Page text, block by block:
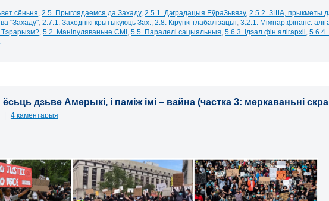
сёньня ,2.5. Прыглядаемся да Захаду,2.5.1. Дэградацыя ЕўраЗьвязу,2.5.2. ЗША, прыкметы
"Захаду" ,2.7.1. Заходнікі крытыкуюць Зах. ,2.8. Кірункі глабалізацыі ,3.2.1. Міжнар.фінанс.
Тэрарызм? ,5.2. Маніпуляваньне СМІ ,5.5. Паралелі сацыяльныя ,5.6.3. Ідэал.фін.алігархіі ,5.6.4.
дзьве Амерыкі, і паміж імі – вайна (частка 3: меркаваньні
4 каментарыя